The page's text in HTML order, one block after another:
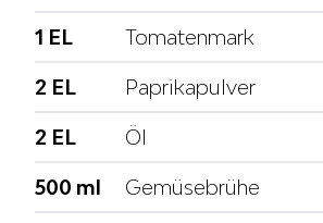
1 EL Tomatenmark
2 EL Paprikapulver
2 EL Öl
500 ml Gemüsebrühe